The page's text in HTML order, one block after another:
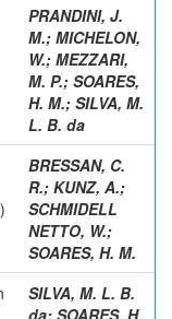
PRANDINI, J.
M.; MICHELON,
W.; MEZZARI,
M. P.; SOARES,
H. M.; SILVA, M.
L. B. da
BRESSAN, C.
R.; KUNZ, A.;
SCHMIDELL
NETTO, W.;
SOARES, H. M.
SILVA, M. L. B.
da; SOARES, H.